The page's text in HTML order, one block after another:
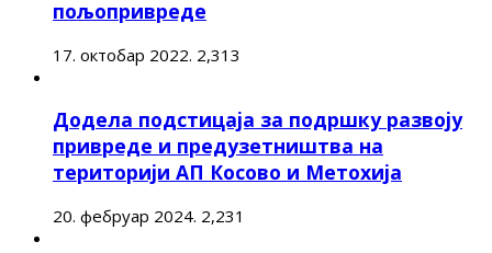
пољопривреде
17. октобар 2022. 2,313
Додела подстицаја за подршку развоју
привреде и предузетништва на
територији АП Косово и Метохија
20. фебруар 2024. 2,231